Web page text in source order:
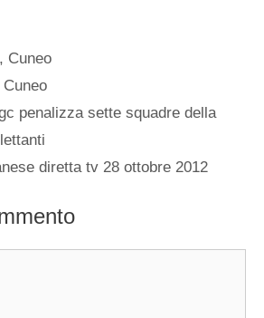
, Cuneo
penalizza sette squadre della
diretta tv 28 ottobre 2012